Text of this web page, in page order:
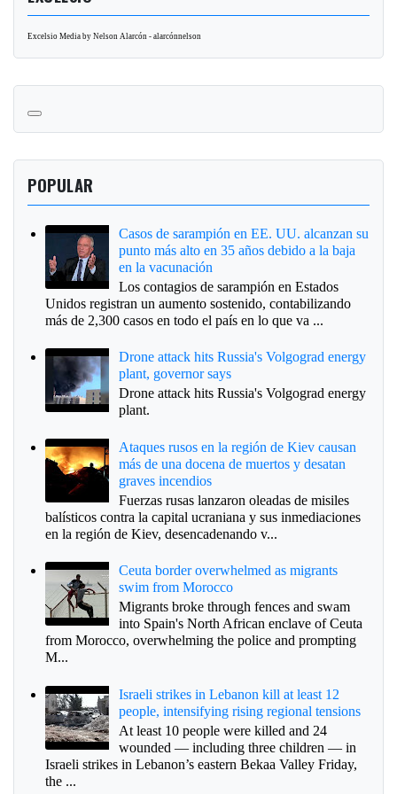
Excelsio Media by Nelson Alarcón - alarcónnelson
POPULAR
Casos de sarampión en EE. UU. alcanzan su
punto más alto en 35 años debido a la baja
en la vacunación
Los contagios de sarampión en Estados
Unidos registran un aumento sostenido, contabilizando
más de 2,300 casos en todo el país en lo que va ...
Drone attack hits Russia's Volgograd energy
plant, governor says
Drone attack hits Russia's Volgograd energy
plant.
Ataques rusos en la región de Kiev causan
más de una docena de muertos y desatan
graves incendios
Fuerzas rusas lanzaron oleadas de misiles
balísticos contra la capital ucraniana y sus inmediaciones
en la región de Kiev, desencadenando v...
Ceuta border overwhelmed as migrants
swim from Morocco
Migrants broke through fences and swam
into Spain's North African enclave of Ceuta
from Morocco, overwhelming the police and prompting
M...
Israeli strikes in Lebanon kill at least 12
people, intensifying rising regional tensions
At least 10 people were killed and 24
wounded — including three children — in
Israeli strikes in Lebanon’s eastern Bekaa Valley Friday,
the ...